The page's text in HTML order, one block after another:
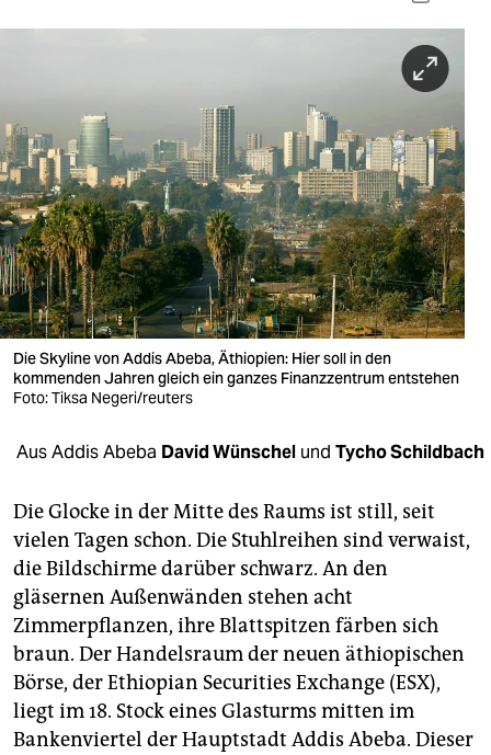
sport
nord
wahrheit
verlag
verlag
veranstaltungen
shop
fragen & hilfe
genossenschaft
epaper login
Die Skyline von Addis Abeba, Äthiopien: Hier soll in den
kommenden Jahren gleich ein ganzes Finanzzentrum entstehen
Foto: Tiksa Negeri/reuters
Aus Addis Abeba David Wünschel und Tycho Schildbach
Die Glocke in der Mitte des Raums ist still, seit
vielen Tagen schon. Die Stuhlreihen sind verwaist,
die Bildschirme darüber schwarz. An den
gläsernen Außenwänden stehen acht
Zimmerpflanzen, ihre Blattspitzen färben sich
braun. Der Handelsraum der neuen äthiopischen
Börse, der Ethiopian Securities Exchange (ESX),
liegt im 18. Stock eines Glasturms mitten im
Bankenviertel der Hauptstadt Addis Abeba. Dieser